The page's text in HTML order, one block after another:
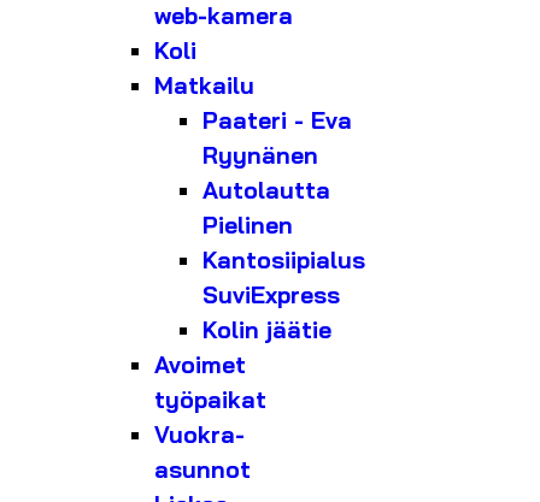
web-kamera
Koli
Matkailu
Paateri - Eva
Ryynänen
Autolautta
Pielinen
Kantosiipialus
SuviExpress
Kolin jäätie
Avoimet
työpaikat
Vuokra-
asunnot